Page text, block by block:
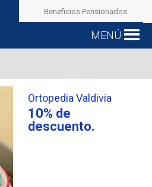
Beneficios Pensionados
MENÚ
Ortopedia Valdivia
10% de
descuento.